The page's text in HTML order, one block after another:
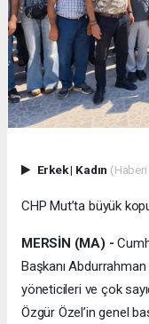
Erkek| Kadın
CHP Mut’ta büyük
MERSİN (MA) -
Başkanı Abdurrahman
yöneticileri ve çok
Özgür Özel’in genel